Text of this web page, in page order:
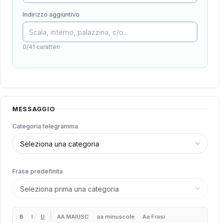
Indirizzo aggiuntivo
0/41 caratteri
MESSAGGIO
Categoria telegramma
Frase predefinita
B I U AA MAIUSC aa minuscole
Aa Frasi